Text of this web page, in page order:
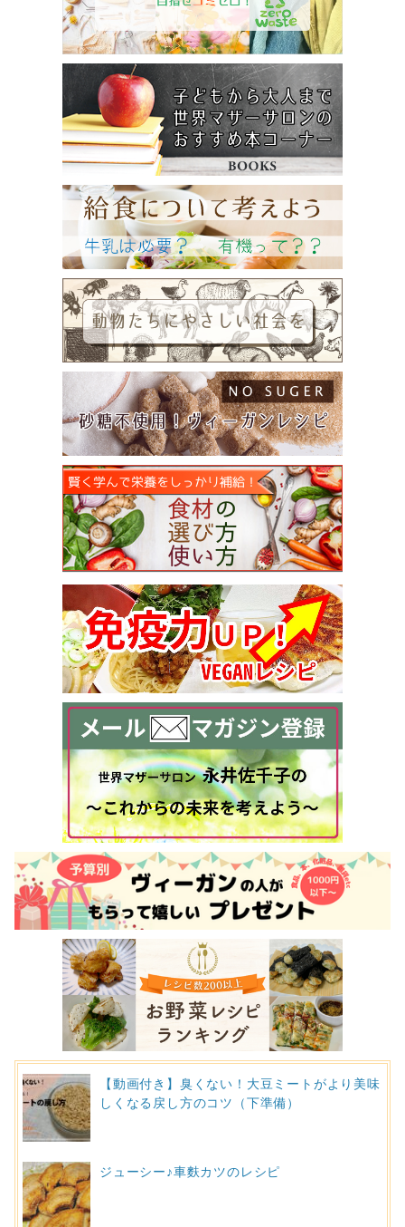
【動画付き】臭くない！大豆ミートがより美味
しくなる戻し方のコツ（下準備）
ジューシー♪車麩カツのレシピ